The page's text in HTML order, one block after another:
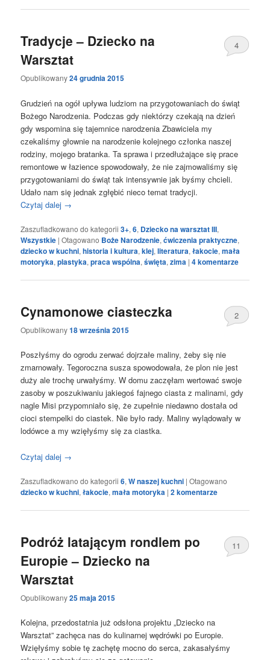
Tradycje – Dziecko na
Warsztat
Opublikowany24 grudnia 2015
4
Grudzień na ogół upływa ludziom na przygotowaniach do świąt
Bożego Narodzenia. Podczas gdy niektórzy czekają na dzień
gdy wspomina się tajemnice narodzenia Zbawiciela my
czekaliśmy głownie na narodzenie kolejnego członka naszej
rodziny, mojego bratanka. Ta sprawa i przedłużające się prace
remontowe w łazience spowodowały, że nie zajmowaliśmy się
przygotowaniami do świąt tak intensywnie jak byśmy chcieli.
Udało nam się jednak zgłębić nieco temat tradycji.
Czytaj dalej →
Zaszufladkowano do kategorii 3+,6, Dziecko na warsztat III,
Wszystkie |Otagowano Boże Narodzenie,ćwiczenia praktyczne,
dziecko w kuchni,historia i kultura,klej,literatura,łakocie,mała
motoryka,plastyka,praca wspólna,święta,zima |4komentarze
Cynamonowe ciasteczka
Opublikowany18 września 2015
2
Poszłyśmy do ogrodu zerwać dojrzałe maliny, żeby się nie
zmarnowały. Tegoroczna susza spowodowała, że plon nie jest
duży ale trochę urwałyśmy. W domu zaczęłam wertować swoje
zasoby w poszukiwaniu jakiegoś fajnego ciasta z malinami, gdy
nagle Misi przypomniało się, że zupełnie niedawno dostała od
cioci stempelki do ciastek. Nie było rady. Maliny wylądowały w
lodówce a my wzięłyśmy się za ciastka.
Czytaj dalej →
Zaszufladkowano do kategorii 6,W naszej kuchni |Otagowano
dziecko w kuchni,łakocie,mała motoryka |2komentarze
Podróż latającym rondlem po
Europie – Dziecko na
Warsztat
Opublikowany25 maja 2015
11
Kolejna, przedostatnia już odsłona projektu „Dziecko na
Warsztat” zachęca nas do kulinarnej wędrówki po Europie.
Wzięłyśmy sobie tę zachętę mocno do serca, zakasałyśmy